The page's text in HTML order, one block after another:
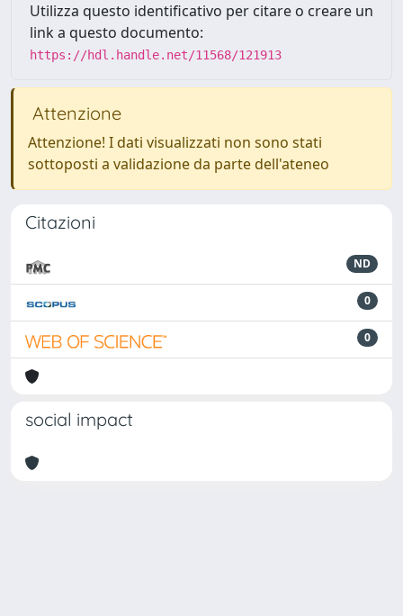
Utilizza questo identificativo per citare o creare un
link a questo documento:
https://hdl.handle.net/11568/121913
Attenzione
Attenzione! I dati visualizzati non sono stati
sottoposti a validazione da parte dell'ateneo
Citazioni
ND
0
0
social impact